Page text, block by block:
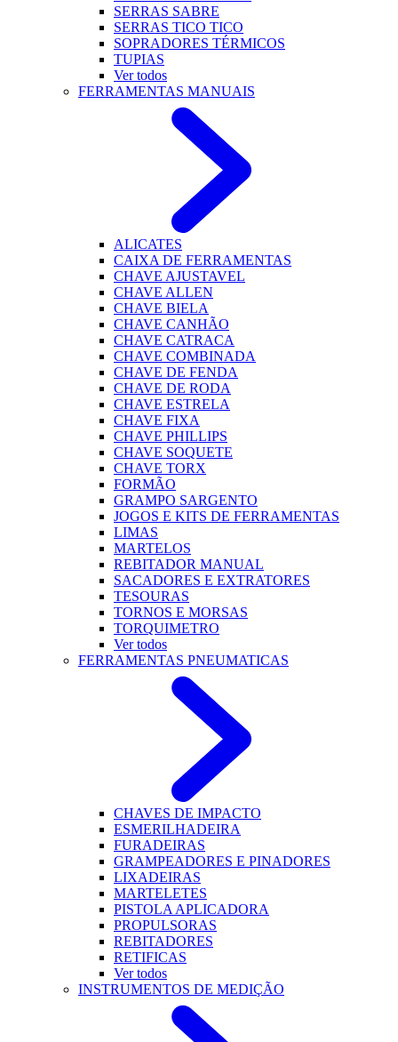
SERRAS SABRE
SERRAS TICO TICO
SOPRADORES TÉRMICOS
TUPIAS
Ver todos
FERRAMENTAS MANUAIS
ALICATES
CAIXA DE FERRAMENTAS
CHAVE AJUSTAVEL
CHAVE ALLEN
CHAVE BIELA
CHAVE CANHÃO
CHAVE CATRACA
CHAVE COMBINADA
CHAVE DE FENDA
CHAVE DE RODA
CHAVE ESTRELA
CHAVE FIXA
CHAVE PHILLIPS
CHAVE SOQUETE
CHAVE TORX
FORMÃO
GRAMPO SARGENTO
JOGOS E KITS DE FERRAMENTAS
LIMAS
MARTELOS
REBITADOR MANUAL
SACADORES E EXTRATORES
TESOURAS
TORNOS E MORSAS
TORQUIMETRO
Ver todos
FERRAMENTAS PNEUMATICAS
CHAVES DE IMPACTO
ESMERILHADEIRA
FURADEIRAS
GRAMPEADORES E PINADORES
LIXADEIRAS
MARTELETES
PISTOLA APLICADORA
PROPULSORAS
REBITADORES
RETIFICAS
Ver todos
INSTRUMENTOS DE MEDIÇÃO